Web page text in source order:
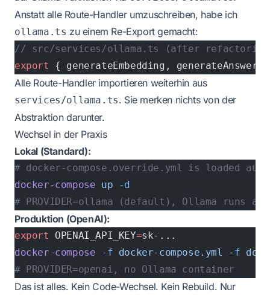
Anstatt alle Route-Handler umzuschreiben, habe ich
ollama.ts zu einem Re-Export gemacht:
// src/services/ollama.ts (after
export { generateEmbedding,
Alle Route-Handler importieren weiterhin aus
services/ollama.ts. Sie merken nichts von der
Abstraktion darunter.
Wechsel in der Praxis
Lokal (Standard):
# docker-compose.override.yml is loaded
docker-compose up -d
# PROVIDER=ollama (default), Ollama runs
Produktion (OpenAI):
export OPENAI_API_KEY=sk-...
docker-compose -f docker-compose.yml -f
# PROVIDER=openai, no Ollama container
Das ist alles. Kein Code-Wechsel. Kein Rebuild. Nur